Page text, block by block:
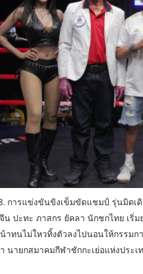
การแข่งขันขิงเข็มขัดแชมป์ รุ่นมิดเ
น ปะทะ ภาสกร ยัคลา นักชกไทย เริ่
าทนไม่ใหวทิ้งตัวลงไปนอนให้กรรม
นายกสมาคมกีฬาชักกะเย่อแห่งประ